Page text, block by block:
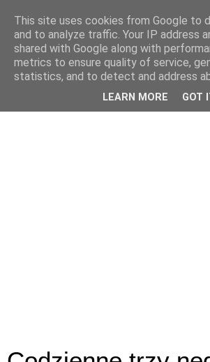
This site uses cookies from Google to
and to analyze traffic. Your IP address
shared with Google along with
metrics to ensure quality of service,
statistics, and to detect and address
LEARN MORE GOT